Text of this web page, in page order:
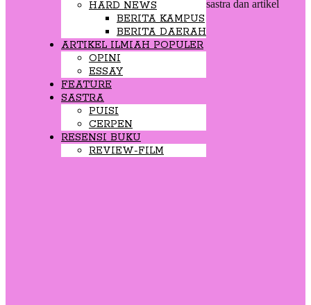
HARD NEWS
BERITA KAMPUS
BERITA DAERAH
ARTIKEL ILMIAH POPULER
OPINI
ESSAY
FEATURE
SASTRA
PUISI
CERPEN
RESENSI BUKU
REVIEW-FILM
sastra dan artikel